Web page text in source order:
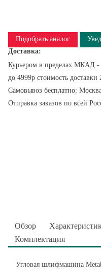
Подобрать аналог
Доставка:
Курьером в пределах МКАД -
до 4999р стоимость
Самовывоз бесплатно:
Отправка заказов по всей
Обзор
Комплектация
Угловая шлифмашина